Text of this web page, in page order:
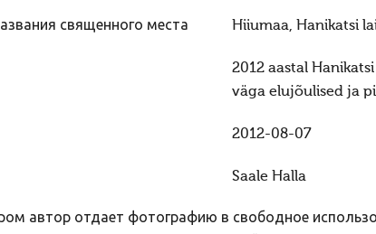
священного места Hiiumaa, Hanikatsi
2012 aastal
väga elujõulised ja
2012-08-07
Saale Halla
автор отдает фотографию в свободное